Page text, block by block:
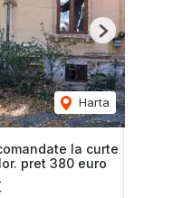
Harta
Next
la curte
pret 380 euro